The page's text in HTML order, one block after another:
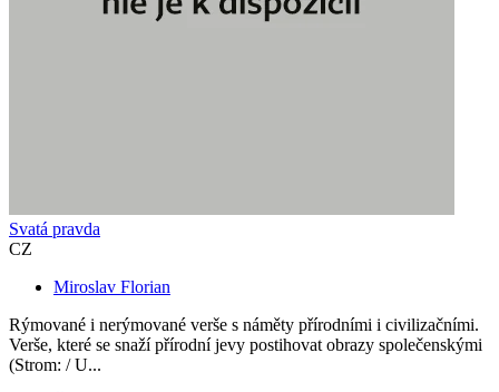
Svatá pravda
CZ
Miroslav Florian
Rýmované i nerýmované verše s náměty přírodními i civilizačními.
Verše, které se snaží přírodní jevy postihovat obrazy společenskými
(Strom: / U...